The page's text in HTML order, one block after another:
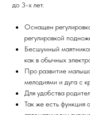
до 3-х лет.
Оснащен
регулировкой
Бесшумный
как в обычных
Про развитие
мелодиями и дуга с
Для удобства
Так же есть функция